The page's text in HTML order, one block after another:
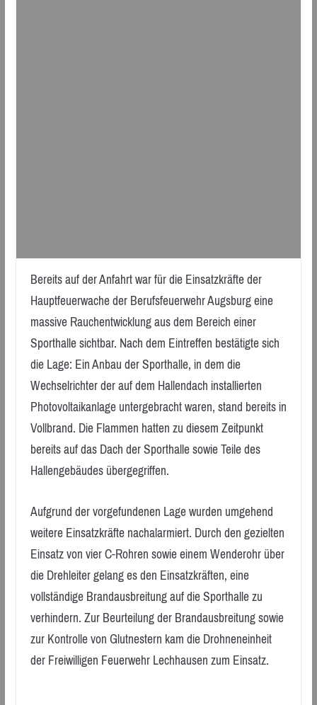
Bereits auf der Anfahrt war für die Einsatzkräfte der
Hauptfeuerwache der Berufsfeuerwehr Augsburg eine
massive Rauchentwicklung aus dem Bereich einer
Sporthalle sichtbar. Nach dem Eintreffen bestätigte sich
die Lage: Ein Anbau der Sporthalle, in dem die
Wechselrichter der auf dem Hallendach installierten
Photovoltaikanlage untergebracht waren, stand bereits in
Vollbrand. Die Flammen hatten zu diesem Zeitpunkt
bereits auf das Dach der Sporthalle sowie Teile des
Hallengebäudes übergegriffen.
Aufgrund der vorgefundenen Lage wurden umgehend
weitere Einsatzkräfte nachalarmiert. Durch den gezielten
Einsatz von vier C-Rohren sowie einem Wenderohr über
die Drehleiter gelang es den Einsatzkräften, eine
vollständige Brandausbreitung auf die Sporthalle zu
verhindern. Zur Beurteilung der Brandausbreitung sowie
zur Kontrolle von Glutnestern kam die Drohneneinheit
der Freiwilligen Feuerwehr Lechhausen zum Einsatz.